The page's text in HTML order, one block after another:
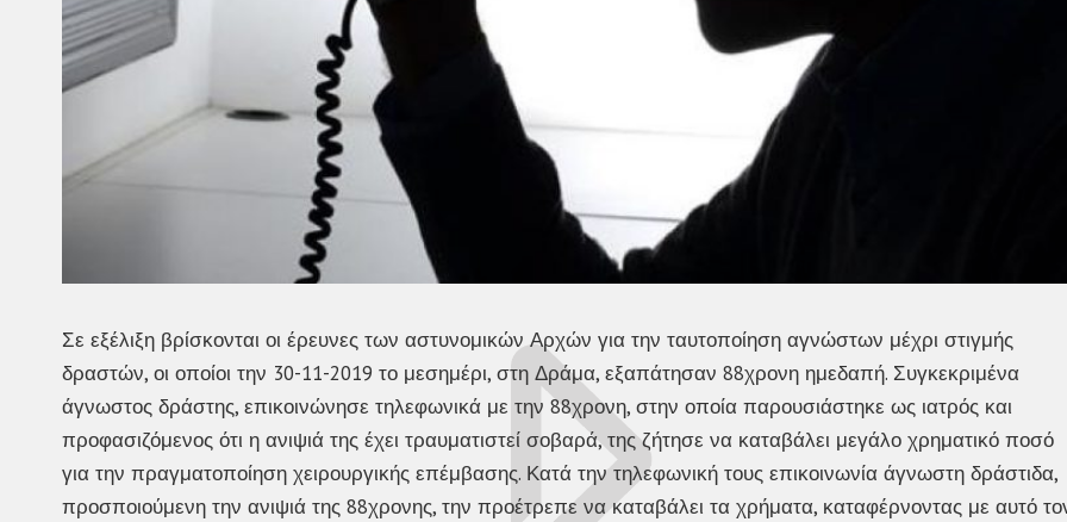
Σε εξέλιξη βρίσκονται οι έρευνες των αστυνομικών Αρχών για την ταυτοποίηση αγνώστων μέχρι στιγμής
δραστών, οι οποίοι την 30-11-2019 το μεσημέρι, στη Δράμα, εξαπάτησαν 88χρονη ημεδαπή. Συγκεκριμένα
άγνωστος δράστης, επικοινώνησε τηλεφωνικά με την 88χρονη, στην οποία παρουσιάστηκε ως ιατρός και
προφασιζόμενος ότι η ανιψιά της έχει τραυματιστεί σοβαρά, της ζήτησε να καταβάλει μεγάλο χρηματικό ποσό
για την πραγματοποίηση χειρουργικής επέμβασης. Κατά την τηλεφωνική τους επικοινωνία άγνωστη δράστιδα,
προσποιούμενη την ανιψιά της 88χρονης, την προέτρεπε να καταβάλει τα χρήματα, καταφέρνοντας με αυτό